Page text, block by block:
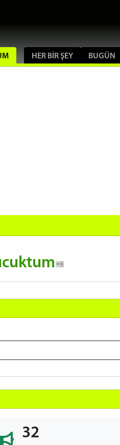
HER BIR ŞEY BUGÜN
32